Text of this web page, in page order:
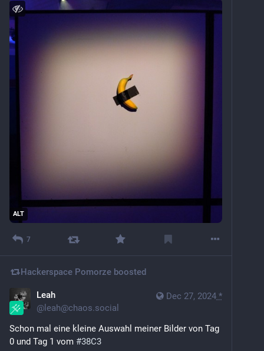
ALT
7
Hackerspace Pomorze boosted
Dec 27, 2024 *
Leah
@ leah@chaos.social
Schon mal eine kleine Auswahl meiner Bilder von Tag
0 und Tag 1 vom #38C3